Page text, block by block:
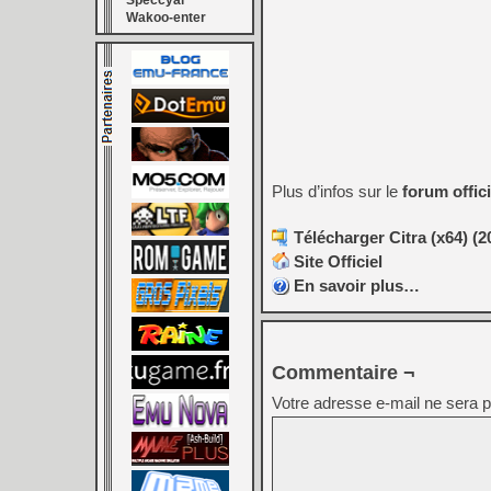
Wakoo-enter
Plus d’infos sur le forum
Télécharger Citra (x64)
Site Officiel
En savoir plus…
Commentaire ¬
Votre adresse e-mail ne sera